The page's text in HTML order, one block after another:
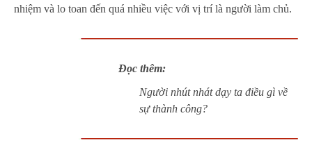
nhiệm và lo toan đến quá nhiều việc với vị trí là người làm chủ.
Đọc thêm:
Người nhút nhát dạy ta điều gì về
sự thành công?